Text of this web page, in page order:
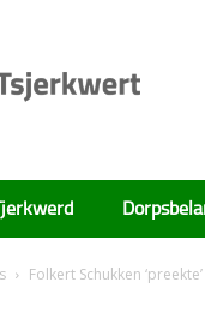
Folkert Schukken